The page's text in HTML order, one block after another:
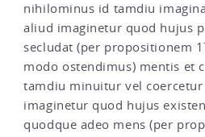
nihilominus id tamdiu
aliud imaginetur quod hujus
secludat (per propositionem
modo ostendimus) mentis et
tamdiu minuitur vel coercetur
imaginetur quod hujus
quodque adeo mens (per